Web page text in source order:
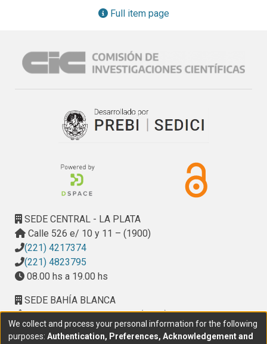
Full item page
SEDE CENTRAL - LA PLATA
Calle 526 e/ 10 y 11 – (1900)
(221) 4217374
(221) 4823795
08.00 hs a 19.00 hs
SEDE BAHÍA BLANCA
Calle Ciudad de Cali 320 – (8000). Universidad
Provincial del Sudoeste (UPSO)
We collect and process your personal information for the following
purposes: Authentication, Preferences, Acknowledgement and